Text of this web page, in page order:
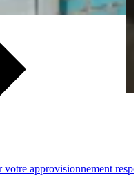
approvisionnement